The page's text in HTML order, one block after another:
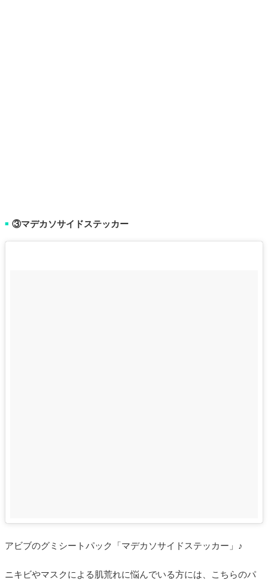
■ ③マデカソサイドステッカー
アビブのグミシートパック「マデカソサイドステッカー」♪
ニキビやマスクによる肌荒れに悩んでいる方には、こちらのパ